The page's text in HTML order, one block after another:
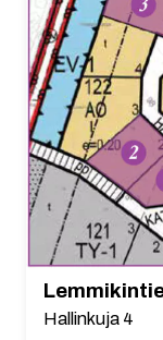
Hallinkuja 4